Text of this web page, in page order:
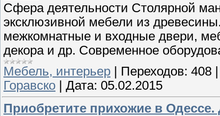
Сфера деятельности Столярной
эксклюзивной мебели из
межкомнатные и входные двери,
декора и др. Современное
Мебель, интерьер | Переходов: 408
Горавско | Дата: 05.02.2015
Приобретите прихожие в Одессе.